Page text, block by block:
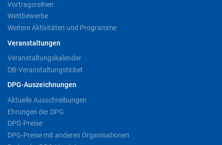
Vortragsreihen
Wettbewerbe
Weitere Aktivitäten und Programme
Veranstaltungen
Veranstaltungskalender
DB-Veranstaltungsticket
DPG-Auszeichnungen
Aktuelle Ausschreibungen
Ehrungen der DPG
DPG-Preise
DPG-Preise mit anderen Organisationen